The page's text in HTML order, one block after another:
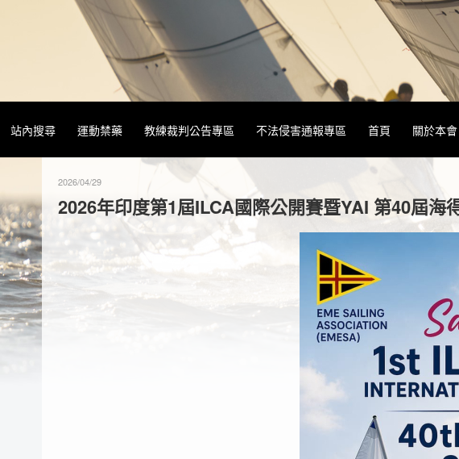
站內搜尋 運動禁藥 教練裁判公告專區 不法侵害通報專區 首頁 關於本會
2026/04/29
2026年印度第1屆ILCA國際公開賽暨YAI 第40屆